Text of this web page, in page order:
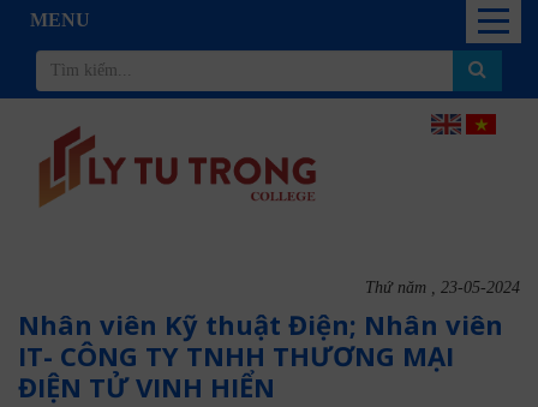
MENU
Thứ năm , 23-05-2024
Nhân viên Kỹ thuật Điện; Nhân viên
IT- CÔNG TY TNHH THƯƠNG MẠI
ĐIỆN TỬ VINH HIỂN